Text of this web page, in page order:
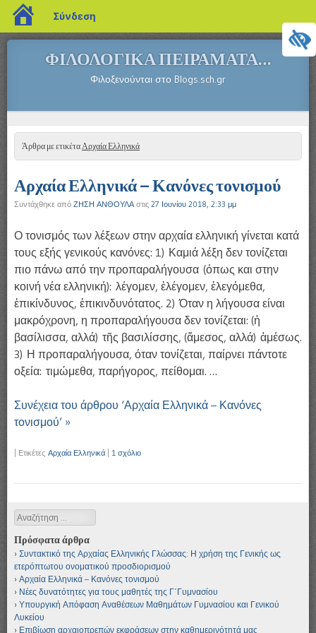
ΦΙΛΟΛΟΓΙΚΆ ΠΕΙΡΆΜΑΤΑ…
Φιλοξενούνται στο Blogs.sch.gr
Άρθρα με ετικέταΑρχαία Ελληνικά
Αρχαία Ελληνικά – Κανόνες τονισμού
Συντάχθηκε από ΖΗΣΗ ΑΝΘΟΥΛΑστις 27 Ιουνίου 2018, 2:33 μμ
Ο τονισμός των λέξεων στην αρχαία ελληνική γίνεται κατά
τους εξής γενικούς κανόνες: 1) Καμιά λέξη δεν τονίζεται
πιο πάνω από την προπαραλήγουσα (όπως και στην
κοινή νέα ελληνική): λέγομεν, ἐλέγομεν, ἐλεγόμεθα,
ἐπικίνδυνος, ἐπικινδυνότατος. 2) Όταν η λήγουσα είναι
μακρόχρονη, η προπαραλήγουσα δεν τονίζεται: (ἡ
βασίλισσα, αλλά) τῆς βασιλίσσης, (ἄμεσος, αλλά) ἀμέσως.
3) Η προπαραλήγουσα, όταν τονίζεται, παίρνει πάντοτε
οξεία: τιμώμεθα, παρήγορος, πείθομαι. …
Συνέχεια του άρθρου ‘Αρχαία Ελληνικά – Κανόνες
τονισμού’ »
Ετικέτες Αρχαία Ελληνικά 1 σχόλιο
Αναζήτηση
Πρόσφατα άρθρα
Συντακτικό της Αρχαίας Ελληνικής Γλώσσας: Η χρήση της Γενικής ως
ετερόπτωτου ονοματικού προσδιορισμού
Αρχαία Ελληνικά – Κανόνες τονισμού
Νέες δυνατότητες για τους μαθητές της Γ΄Γυμνασίου
Υπουργική Απόφαση Αναθέσεων Μαθημάτων Γυμνασίου και Γενικού
Λυκείου
Επιβίωση αρχαιοπρεπών εκφράσεων στην καθημερινότητά μας
blogs.sch.gr
Σύνδεση